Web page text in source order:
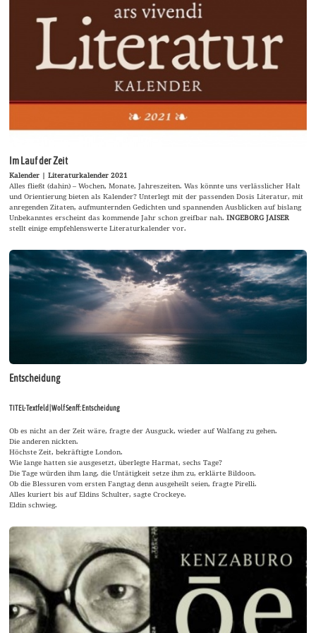
Im Lauf der Zeit
Kalender | Literaturkalender 2021
Alles fließt (dahin) – Wochen, Monate, Jahreszeiten. Was könnte uns verlässlicher Halt
und Orientierung bieten als Kalender? Unterlegt mit der passenden Dosis Literatur, mit
anregenden Zitaten, aufmunternden Gedichten und spannenden Ausblicken auf bislang
Unbekanntes erscheint das kommende Jahr schon greifbar nah.INGEBORG JAISER
stellt einige empfehlenswerte Literaturkalender vor.
Entscheidung
TITEL-Textfeld | Wolf Senff: Entscheidung
Ob es nicht an der Zeit wäre, fragte der Ausguck, wieder auf Walfang zu gehen.
Die anderen nickten.
Höchste Zeit, bekräftigte London.
Wie lange hatten sie ausgesetzt, überlegte Harmat, sechs Tage?
Die Tage würden ihm lang, die Untätigkeit setze ihm zu, erklärte Bildoon.
Ob die Blessuren vom ersten Fangtag denn ausgeheilt seien, fragte Pirelli.
Alles kuriert bis auf Eldins Schulter, sagte Crockeye.
Eldin schwieg.